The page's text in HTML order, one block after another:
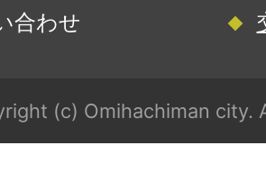
合わせ
(c) Omihachiman city.